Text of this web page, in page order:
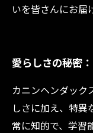
いを皆さんにお届
愛らしさの秘密
カニンヘンダック
しさに加え、特異
常に知的で、学習